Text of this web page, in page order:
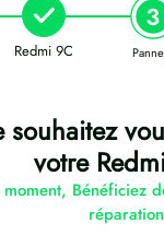
Redmi 9C
souhaitez
votre
moment, Bénéficiez